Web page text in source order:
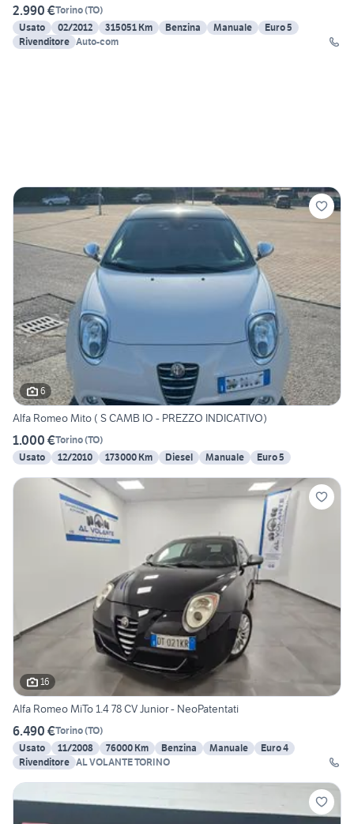
2.990 €Torino(TO)
Usato
02/2012 315051 Km Benzina Manuale
Euro 5
Rivenditore Auto-com
6
Alfa Romeo Mito ( S CAMB IO - PREZZO INDICATIVO)
1.000 €Torino(TO)
Usato
12/2010 173000 Km Diesel Manuale Euro 5
16
Alfa Romeo MiTo 1.4 78 CV Junior - NeoPatentati
6.490 €Torino(TO)
Usato
11/2008 76000 Km Benzina Manuale
Euro 4
Rivenditore AL VOLANTE TORINO